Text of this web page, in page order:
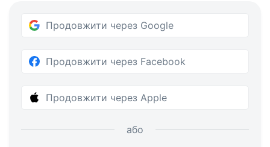
Продовжити через Google
Продовжити через Facebook
Продовжити через Apple
або